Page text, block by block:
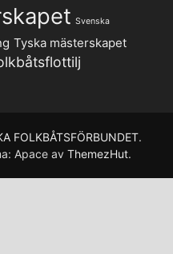
Svenska
Tyska mästerskapet
FOLKBÅTSFÖRBUNDET.
Apace av ThemezHut.